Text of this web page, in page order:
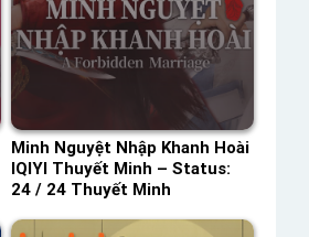
Minh Nguyệt Nhập Khanh Hoài
IQIYI Thuyết Minh – Status:
24 / 24 Thuyết Minh